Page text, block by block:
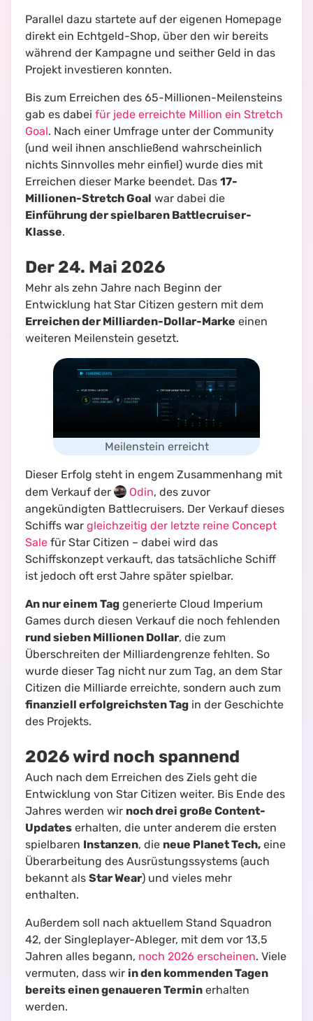
Parallel dazu startete auf der eigenen Homepage
direkt ein Echtgeld-Shop, über den wir bereits
während der Kampagne und seither Geld in das
Projekt investieren konnten.
Bis zum Erreichen des 65-Millionen-Meilensteins
gab es dabei für jede erreichte Million ein Stretch
Goal. Nach einer Umfrage unter der Community
(und weil ihnen anschließend wahrscheinlich
nichts Sinnvolles mehr einfiel) wurde dies mit
Erreichen dieser Marke beendet. Das 17-
Millionen-Stretch Goal war dabei die
Einführung der spielbaren Battlecruiser-
Klasse.
Der 24. Mai 2026
Mehr als zehn Jahre nach Beginn der
Entwicklung hat Star Citizen gestern mit dem
Erreichen der Milliarden-Dollar-Marke einen
weiteren Meilenstein gesetzt.
Meilenstein erreicht
Dieser Erfolg steht in engem Zusammenhang mit
dem Verkauf der
Odin, des zuvor
angekündigten Battlecruisers. Der Verkauf dieses
Schiffs war gleichzeitig der letzte reine Concept
Sale für Star Citizen – dabei wird das
Schiffskonzept verkauft, das tatsächliche Schiff
ist jedoch oft erst Jahre später spielbar.
An nur einem Tag generierte Cloud Imperium
Games durch diesen Verkauf die noch fehlenden
rund sieben Millionen Dollar, die zum
Überschreiten der Milliardengrenze fehlten. So
wurde dieser Tag nicht nur zum Tag, an dem Star
Citizen die Milliarde erreichte, sondern auch zum
finanziell erfolgreichsten Tag in der Geschichte
des Projekts.
2026 wird noch spannend
Auch nach dem Erreichen des Ziels geht die
Entwicklung von Star Citizen weiter. Bis Ende des
Jahres werden wir noch drei große Content-
Updates erhalten, die unter anderem die ersten
spielbaren Instanzen, die neue Planet Tech, eine
Überarbeitung des Ausrüstungssystems (auch
bekannt als Star Wear) und vieles mehr
enthalten.
Außerdem soll nach aktuellem Stand Squadron
42, der Singleplayer-Ableger, mit dem vor 13,5
Jahren alles begann, noch 2026 erscheinen. Viele
vermuten, dass wir in den kommenden Tagen
bereits einen genaueren Termin erhalten
werden.